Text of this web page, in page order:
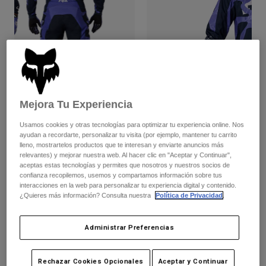
Pantalones largos
Pantalones cortos
Chaquetas y chalecos
Protecciones
Gafas de protección
Calcetines
Accesorios
Recambios
Pantalones
Chaquetas
Protecciones
Gafas de protección
Calcetines
Mochilas y accesorios
Recambios
Camisas
Ver todo
Mujer
Camisetas y tops
Sudaderas
Chaquetas
Pantalones
Camisas
Niños
Protecciones
Gafas de Protección
Calcetines
Ver todo
Cascos
Camisetas
Pantalones
Botas
Protecciones
Gafas de Protección
Edición Especial 180 Diffuse
Completa el setcon la colección lifestyle.
Disponible en 3 colores:
Mejora Tu Experiencia
Usamos cookies y otras tecnologías para optimizar tu experiencia online. Nos
ayudan a recordarte, personalizar tu visita (por ejemplo, mantener tu carrito
lleno, mostrartelos productos que te interesan y enviarte anuncios más
relevantes) y mejorar nuestra web. Al hacer clic en "Aceptar y Continuar",
aceptas estas tecnologías y permites que nosotros y nuestros socios de
confianza recopilemos, usemos y compartamos información sobre tus
interacciones en la web para personalizar tu experiencia digital y contenido.
¿Quieres más información? Consulta nuestra
Política de Privacidad
Administrar Preferencias
Rechazar Cookies Opcionales Aceptar y Continuar